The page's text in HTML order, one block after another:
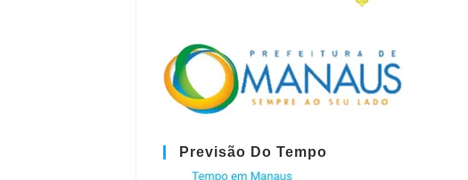
Previsão Do Tempo